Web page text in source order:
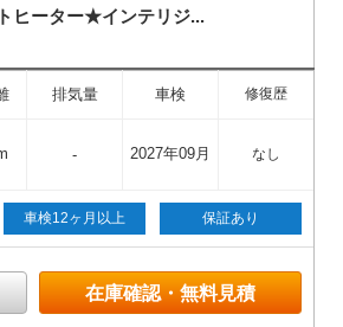
ヒーター★インテリジ...
排気量 車検 修復歴
- 2027年09月 なし
車検12ヶ月以上 保証あり
在庫確認・無料見積